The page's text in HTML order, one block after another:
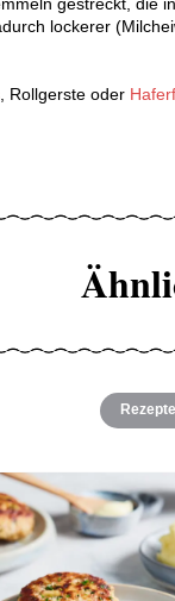
lockerer
, Rollgerste oder
Rezepte